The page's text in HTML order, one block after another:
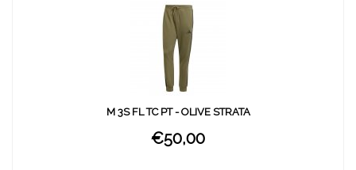
M 3S FL TC PT - OLIVE STRATA
€50,00